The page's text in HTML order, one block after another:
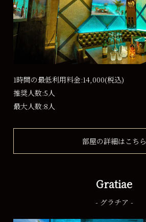
1時間の最低利用料金:14,000(税込)
推奨人数:5人
最大人数:8人
部屋の詳細はこちら
Gratiae
- グラチア -